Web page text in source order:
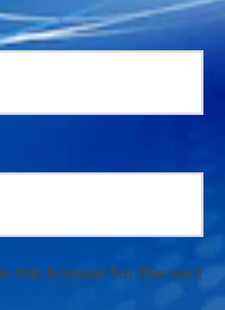
this browser for the next